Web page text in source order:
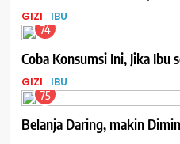
GIZI IBU
74
Coba Konsumsi Ini, Jika Ibu
GIZI IBU
75
Belanja Daring, makin